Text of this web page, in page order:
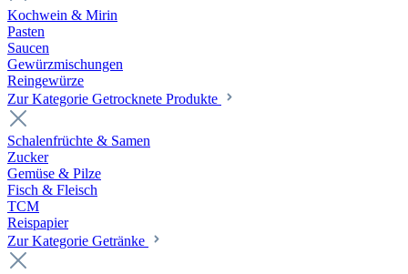
Kochwein & Mirin
Pasten
Saucen
Gewürzmischungen
Reingewürze
Zur Kategorie Getrocknete Produkte
Schalenfrüchte & Samen
Zucker
Gemüse & Pilze
Fisch & Fleisch
TCM
Reispapier
Zur Kategorie Getränke